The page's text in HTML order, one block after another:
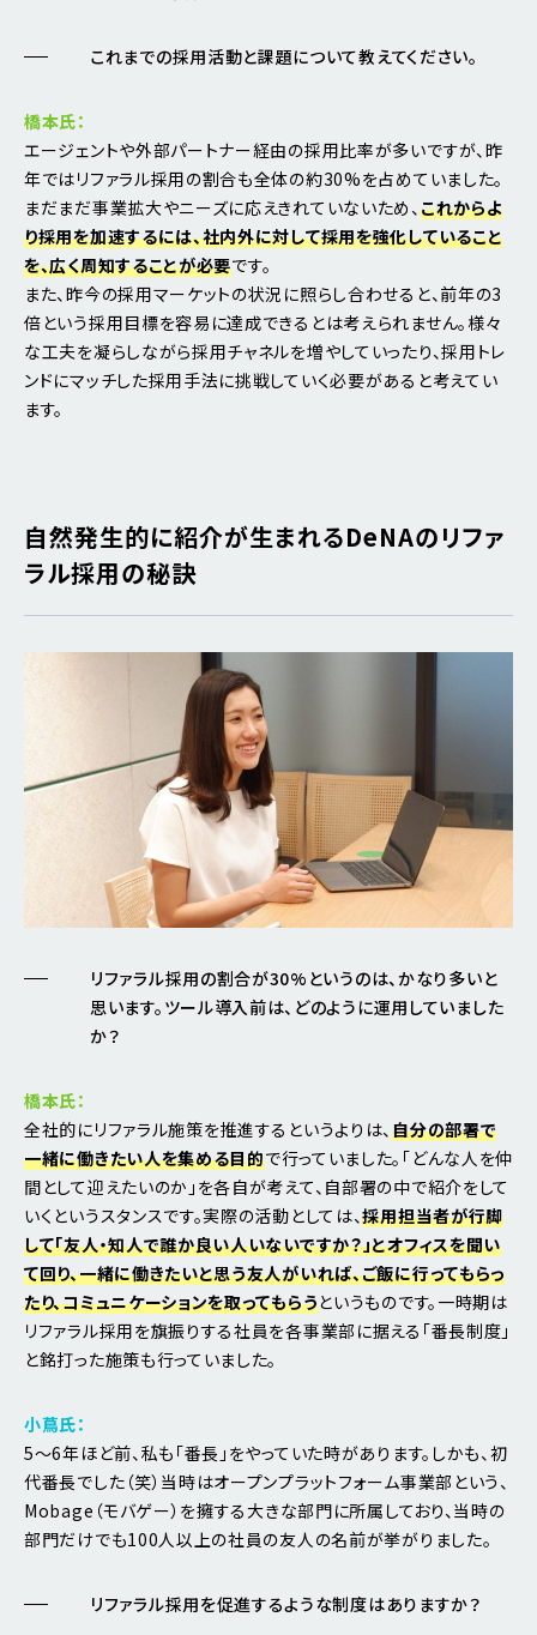
これまでの採用活動と課題について教えてください。
橋本氏：
エージェントや外部パートナー経由の採用比率が多いですが、昨
年ではリファラル採用の割合も全体の約30%を占めていました。
まだまだ事業拡大やニーズに応えきれていないため、これからよ
り採用を加速するには、社内外に対して採用を強化していること
を、広く周知することが必要です。
また、昨今の採用マーケットの状況に照らし合わせると、前年の3
倍という採用目標を容易に達成できるとは考えられません。様々
な工夫を凝らしながら採用チャネルを増やしていったり、採用トレ
ンドにマッチした採用手法に挑戦していく必要があると考えてい
ます。
自然発生的に紹介が生まれるDeNAのリファ
ラル採用の秘訣
リファラル採用の割合が30%というのは、かなり多いと
思います。ツール導入前は、どのように運用していました
か？
橋本氏：
全社的にリファラル施策を推進するというよりは、自分の部署で
一緒に働きたい人を集める目的で行っていました。「どんな人を仲
間として迎えたいのか」を各自が考えて、自部署の中で紹介をして
いくというスタンスです。実際の活動としては、採用担当者が行脚
して「友人・知人で誰か良い人いないですか？」とオフィスを聞い
て回り、一緒に働きたいと思う友人がいれば、ご飯に行ってもらっ
たり、コミュニケーションを取ってもらうというものです。一時期は
リファラル採用を旗振りする社員を各事業部に据える「番長制度」
と銘打った施策も行っていました。
小蔦氏：
5～6年ほど前、私も「番長」をやっていた時があります。しかも、初
代番長でした（笑）当時はオープンプラットフォーム事業部という、
Mobage（モバゲー）を擁する大きな部門に所属しており、当時の
部門だけでも100人以上の社員の友人の名前が挙がりました。
リファラル採用を促進するような制度はありますか？